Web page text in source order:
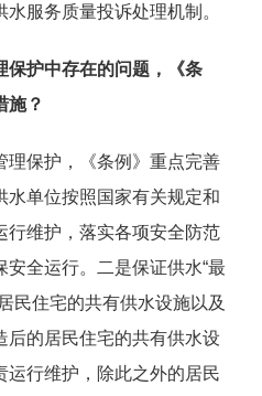
服务质量投诉处理机制。
护中存在的问题，
《条
施？
理保护，《条例》重点完善
水单位按照国家有关规定和
行维护，落实各项安全防范
全运行。二是保证供水“最
民住宅的共有供水设施以及
后的居民住宅的共有供水设
运行维护，除此之外的居民